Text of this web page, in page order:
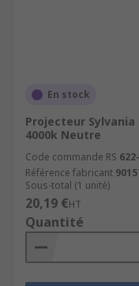
En stock
Projecteur Sylvania
4000k Neutre
Code commande RS
Référence fabricant
Sous-total (1 unité)
20,19 €HT
Quantité